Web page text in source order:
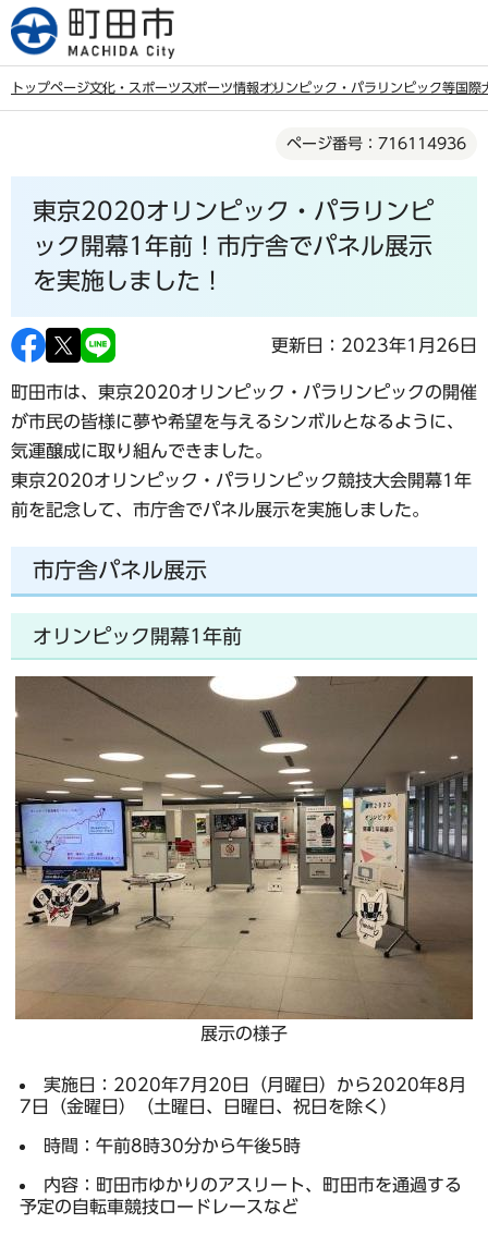
こ
の
トップページ文化・スポーツスポーツ情報オリンピック・パラリンピック等国際
ページ番号：716114936
東京2020オリンピック・パラリンピ
ック開幕1年前！市庁舎でパネル展示
を実施しました！
更新日：2023年1月26日
町田市は、東京2020オリンピック・パラリンピックの開催
が市民の皆様に夢や希望を与えるシンボルとなるように、
気運醸成に取り組んできました。
東京2020オリンピック・パラリンピック競技大会開幕1年
前を記念して、市庁舎でパネル展示を実施しました。
市庁舎パネル展示
オリンピック開幕1年前
展示の様子
実施日：2020年7月20日（月曜日）から2020年8月
7日（金曜日）（土曜日、日曜日、祝日を除く）
時間：午前8時30分から午後5時
内容：町田市ゆかりのアスリート、町田市を通過する
予定の自転車競技ロードレースなど